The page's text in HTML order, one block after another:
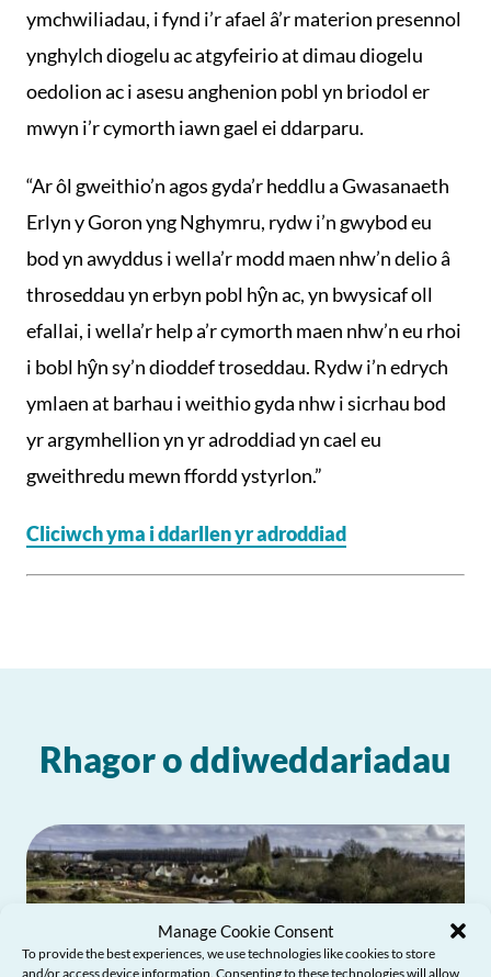
Manage Cookie Consent
To provide the best experiences, we use technologies like cookies to store
and/or access device information. Consenting to these technologies will allow
ymchwiliadau, i fynd i’r afael â’r materion presennol
ynghylch diogelu ac atgyfeirio at dimau diogelu
oedolion ac i asesu anghenion pobl yn briodol er
mwyn i’r cymorth iawn gael ei ddarparu.
“Ar ôl gweithio’n agos gyda’r heddlu a Gwasanaeth
Erlyn y Goron yng Nghymru, rydw i’n gwybod eu
bod yn awyddus i wella’r modd maen nhw’n delio â
throseddau yn erbyn pobl hŷn ac, yn bwysicaf oll
efallai, i wella’r help a’r cymorth maen nhw’n eu rhoi
i bobl hŷn sy’n dioddef troseddau. Rydw i’n edrych
ymlaen at barhau i weithio gyda nhw i sicrhau bod
yr argymhellion yn yr adroddiad yn cael eu
gweithredu mewn ffordd ystyrlon.”
Cliciwch yma i ddarllen yr adroddiad
Rhagor o ddiweddariadau